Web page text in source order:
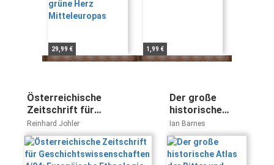
29,99 € 1,99 €
Österreichische
Zeitschrift für
Geschichtswissenschaften
4/04: Europäische
Ethnologie
Reinhard Johler
Der große
historische
Atlas der Ritter
und Burgen:
Faszination
Mittelalter
Ian Barnes